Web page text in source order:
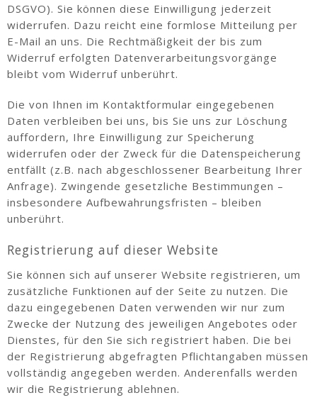
DSGVO). Sie können diese Einwilligung jederzeit
widerrufen. Dazu reicht eine formlose Mitteilung per
E-Mail an uns. Die Rechtmäßigkeit der bis zum
Widerruf erfolgten Datenverarbeitungsvorgänge
bleibt vom Widerruf unberührt.
Die von Ihnen im Kontaktformular eingegebenen
Daten verbleiben bei uns, bis Sie uns zur Löschung
auffordern, Ihre Einwilligung zur Speicherung
widerrufen oder der Zweck für die Datenspeicherung
entfällt (z.B. nach abgeschlossener Bearbeitung Ihrer
Anfrage). Zwingende gesetzliche Bestimmungen –
insbesondere Aufbewahrungsfristen – bleiben
unberührt.
Registrierung auf dieser Website
Sie können sich auf unserer Website registrieren, um
zusätzliche Funktionen auf der Seite zu nutzen. Die
dazu eingegebenen Daten verwenden wir nur zum
Zwecke der Nutzung des jeweiligen Angebotes oder
Dienstes, für den Sie sich registriert haben. Die bei
der Registrierung abgefragten Pflichtangaben müssen
vollständig angegeben werden. Anderenfalls werden
wir die Registrierung ablehnen.